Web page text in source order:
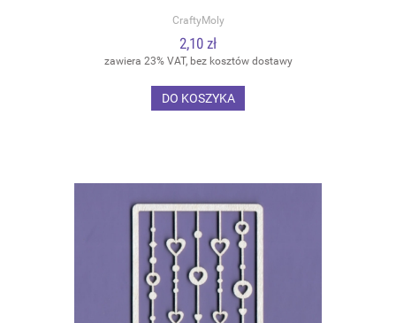
CraftyMoly
2,10 zł
zawiera 23% VAT, bez kosztów dostawy
DO KOSZYKA